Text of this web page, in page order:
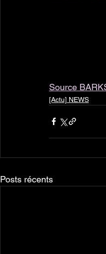
Source
[Actu] NEWS
Posts récents